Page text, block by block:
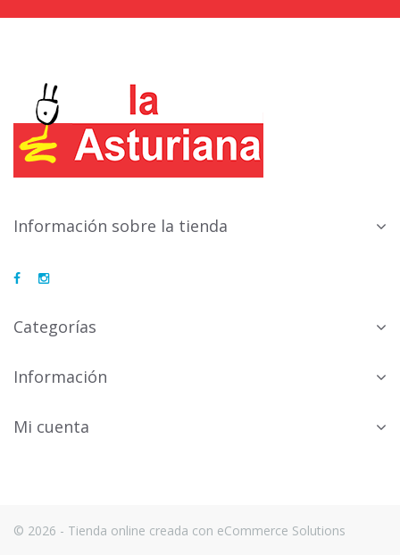
Información sobre la tienda
Categorías
Información
Mi cuenta
© 2026 - Tienda online creada con eCommerce Solutions